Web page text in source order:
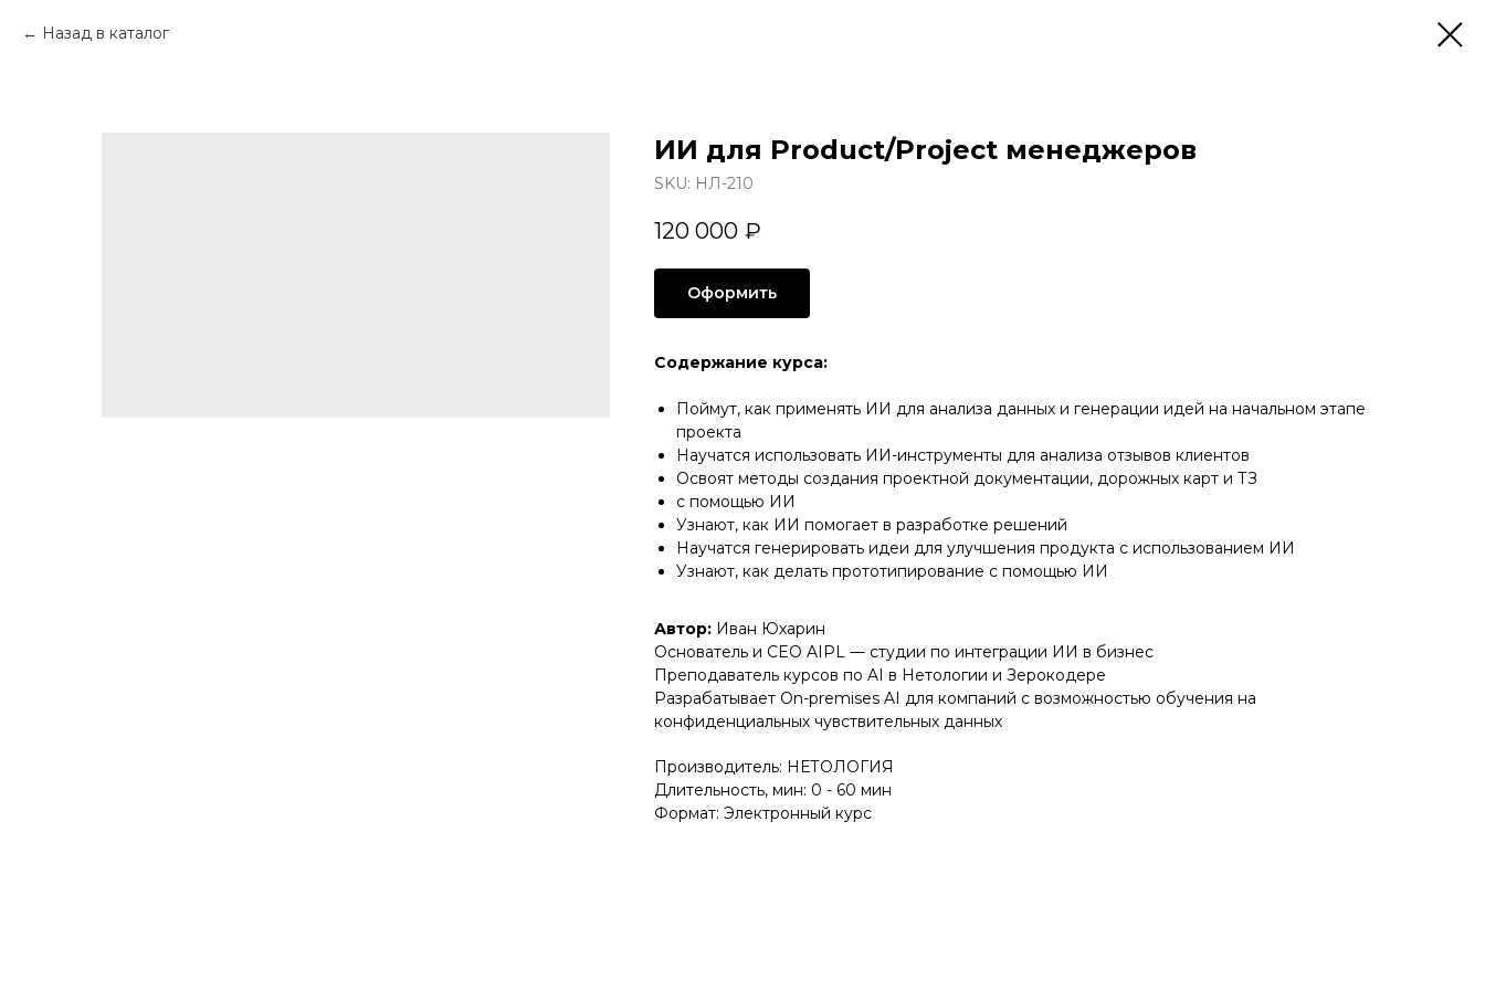
Назад в каталог
ИИ для Product/Project менеджеров
SKU: НЛ-210
120 000 ₽
Оформить
Содержание курса:
Поймут, как применять ИИ для анализа данных и генерации идей на начальном этапе
проекта
Научатся использовать ИИ-инструменты для анализа отзывов клиентов
Освоят методы создания проектной документации, дорожных карт и ТЗ
с помощью ИИ
Узнают, как ИИ помогает в разработке решений
Научатся генерировать идеи для улучшения продукта с использованием ИИ
Узнают, как делать прототипирование с помощью ИИ
Автор: Иван Юхарин
Основатель и CEO AIPL — студии по интеграции ИИ в бизнес
Преподаватель курсов по AI в Нетологии и Зерокодере
Разрабатывает On-premises AI для компаний с возможностью обучения на
конфиденциальных чувствительных данных
Производитель: НЕТОЛОГИЯ
Длительность, мин: 0 - 60 мин
Формат: Электронный курс